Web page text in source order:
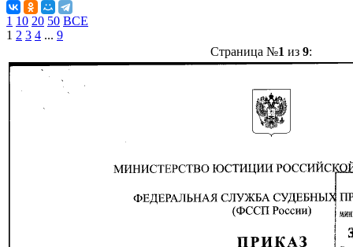
1 10 20 50 ВСЕ
1 2 3 4 ... 9
Страница №1 из 9: